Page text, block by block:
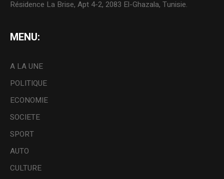
Résidence La Brise, Apt 4-2, 2083 El-Ghazala, Tunisie.
MENU:
A LA UNE
POLITIQUE
ECONOMIE
SOCIETE
SPORT
AUTO
CULTURE